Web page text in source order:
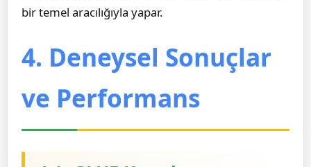
bir temel aracılığıyla yapar.
4. Deneysel Sonuçlar
ve Performans